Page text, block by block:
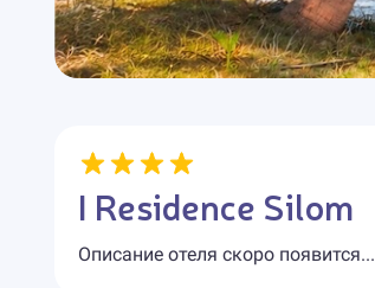
I Residence Silom
Описание отеля скоро появится...